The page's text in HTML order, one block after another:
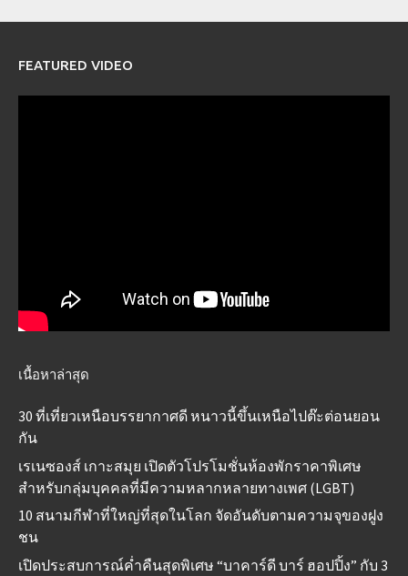
FEATURED VIDEO
เนื้อหาล่าสุด
30 ที่เที่ยวเหนือบรรยากาศดี หนาวนี้ขึ้นเหนือไปต๊ะต่อนยอน
กัน
เรเนซองส์ เกาะสมุย เปิดตัวโปรโมชั่นห้องพักราคาพิเศษ
สำหรับกลุ่มบุคคลที่มีความหลากหลายทางเพศ (LGBT)
10 สนามกีฬาที่ใหญ่ที่สุดในโลก จัดอันดับตามความจุของฝูง
ชน
เปิดประสบการณ์ค่ำคืนสุดพิเศษ “บาคาร์ดี บาร์ ฮอปปิ้ง” กับ 3